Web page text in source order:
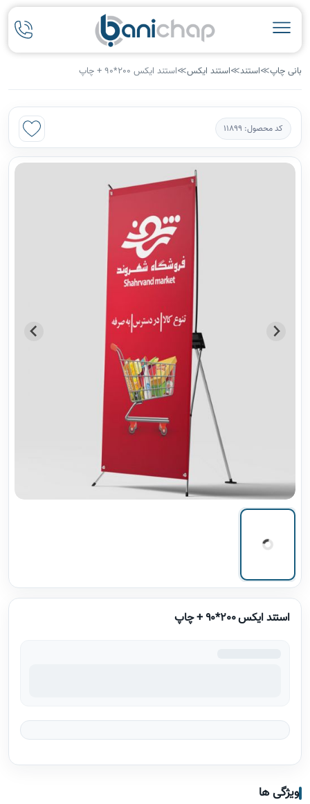
بانی چاپ≫استند≫استند ایکس≫استند ایکس 200*90 + چاپ
کد محصول: 11899
استند ایکس 200*90 + چاپ
ویژگی ها